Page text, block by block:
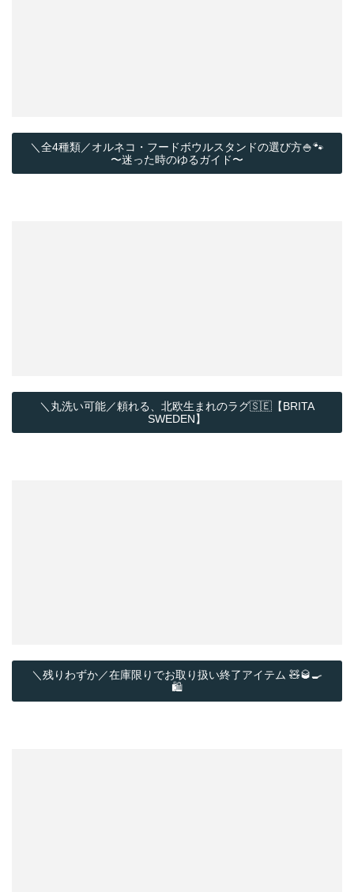
＼全4種類／オルネコ・フードボウルスタンドの選び方🍚🐾
〜迷った時のゆるガイド〜
＼丸洗い可能／頼れる、北欧生まれのラグ🇸🇪【BRITA
SWEDEN】
＼残りわずか／在庫限りでお取り扱い終了アイテム 🧸🥃🍳
🛍️